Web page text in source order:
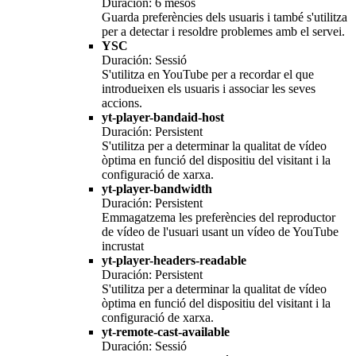
Duración: 6 mesos
Guarda preferències dels usuaris i també s'utilitza
per a detectar i resoldre problemes amb el servei.
YSC
Duración: Sessió
S'utilitza en YouTube per a recordar el que
introdueixen els usuaris i associar les seves
accions.
yt-player-bandaid-host
Duración: Persistent
S'utilitza per a determinar la qualitat de vídeo
òptima en funció del dispositiu del visitant i la
configuració de xarxa.
yt-player-bandwidth
Duración: Persistent
Emmagatzema les preferències del reproductor
de vídeo de l'usuari usant un vídeo de YouTube
incrustat
yt-player-headers-readable
Duración: Persistent
S'utilitza per a determinar la qualitat de vídeo
òptima en funció del dispositiu del visitant i la
configuració de xarxa.
yt-remote-cast-available
Duración: Sessió